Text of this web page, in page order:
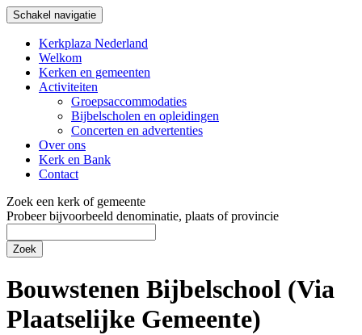
Schakel navigatie
Kerkplaza Nederland
Welkom
Kerken en gemeenten
Activiteiten
Groepsaccommodaties
Bijbelscholen en opleidingen
Concerten en advertenties
Over ons
Kerk en Bank
Contact
Zoek een kerk of gemeente
Probeer bijvoorbeeld denominatie, plaats of provincie
Zoek
Bouwstenen Bijbelschool (Via
Plaatselijke Gemeente)